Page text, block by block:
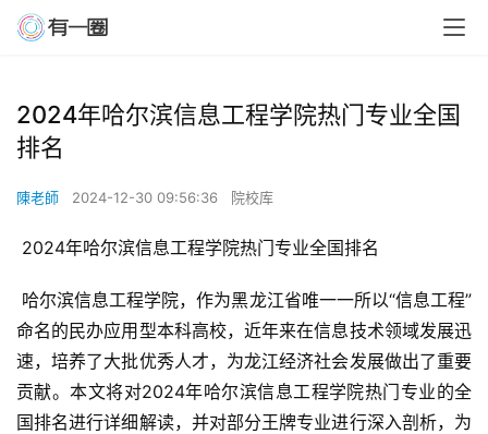
2024年哈尔滨信息工程学院热门专业全国
排名
陳老師 2024-12-30 09:56:36 院校库
2024年哈尔滨信息工程学院热门专业全国排名
命名的民办应用型本科高校，近年来在信息技术领域发展迅
速，培养了大批优秀人才，为龙江经济社会发展做出了重要
贡献。本文将对2024年哈尔滨信息工程学院热门专业的全
国排名进行详细解读，并对部分王牌专业进行深入剖析，为